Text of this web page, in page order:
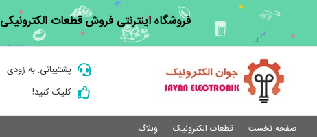
content
فروشگاه اینترنتی فروش قطعات الکترونیکی
پشتیبانی: به زودی
کلیک کنید!
صفحه نخست قطعات الکترونیک وبلاگ